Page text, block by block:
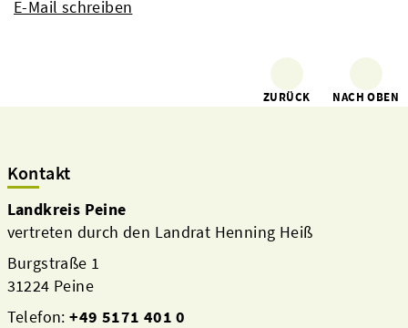
E-Mail schreiben
ZURÜCK NACH OBEN
Kontakt
Landkreis Peine
vertreten durch den Landrat Henning Heiß
Burgstraße 1
31224 Peine
Telefon:+49 5171 401 0